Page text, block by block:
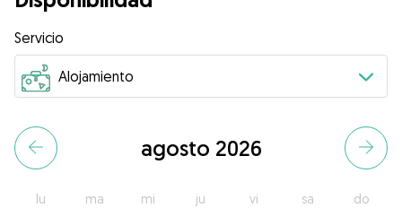
Servicio
agosto 2026
lu ma mi ju vi sa do